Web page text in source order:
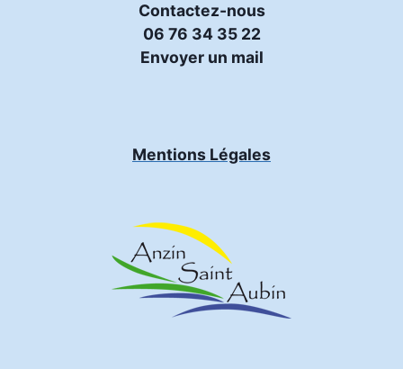
Contactez-nous
06 76 34 35 22
Envoyer un mail
Mentions Légales